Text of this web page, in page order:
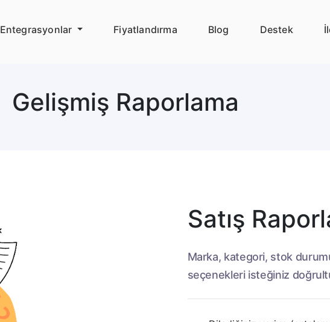
Entegrasyonlar Fiyatlandırma Blog Destek
Gelişmiş Raporlama
Satış
Marka, kategori, stok
seçenekleri isteğiniz